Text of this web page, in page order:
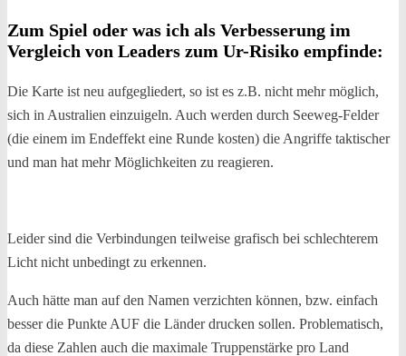
Zum Spiel oder was ich als Verbesserung im
Vergleich von Leaders zum Ur-Risiko empfinde:
Die Karte ist neu aufgegliedert, so ist es z.B. nicht mehr möglich,
sich in Australien einzuigeln. Auch werden durch Seeweg-Felder
(die einem im Endeffekt eine Runde kosten) die Angriffe taktischer
und man hat mehr Möglichkeiten zu reagieren.
Leider sind die Verbindungen teilweise grafisch bei schlechterem
Licht nicht unbedingt zu erkennen.
Auch hätte man auf den Namen verzichten können, bzw. einfach
besser die Punkte AUF die Länder drucken sollen. Problematisch,
da diese Zahlen auch die maximale Truppenstärke pro Land